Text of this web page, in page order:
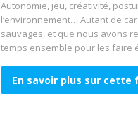
Autonomie, jeu, créativité,
l’environnement… Autant de
sauvages, et que nous avons
temps ensemble pour les faire
En savoir plus sur cette